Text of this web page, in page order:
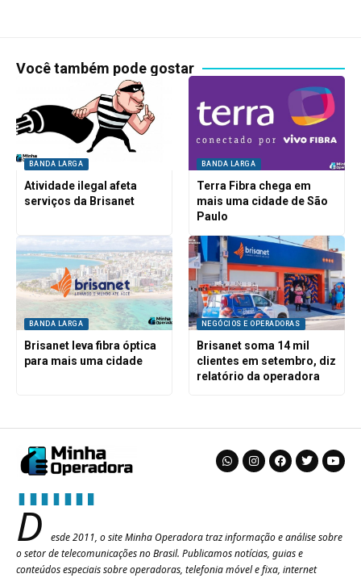
Você também pode gostar
BANDA LARGA
Atividade ilegal afeta
serviços da Brisanet
BANDA LARGA
Terra Fibra chega em
mais uma cidade de São
Paulo
BANDA LARGA
Brisanet leva fibra óptica
para mais uma cidade
NEGÓCIOS E OPERADORAS
Brisanet soma 14 mil
clientes em setembro, diz
relatório da operadora
D
esde 2011, o site Minha Operadora traz informação e análise sobre
o setor de telecomunicações no Brasil. Publicamos notícias, guias e
conteúdos especiais sobre operadoras, telefonia móvel e fixa, internet